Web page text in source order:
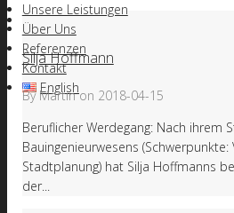
Unsere Leistungen
Über Uns
Referenzen
Kontakt
English
Silja Hoffmann
By Martinon 2018-04-15
Beruflicher Werdegang: Nach ihrem
Bauingenieurwesens (Schwerpunkte:
Stadtplanung) hat Silja Hoffmanns
der...